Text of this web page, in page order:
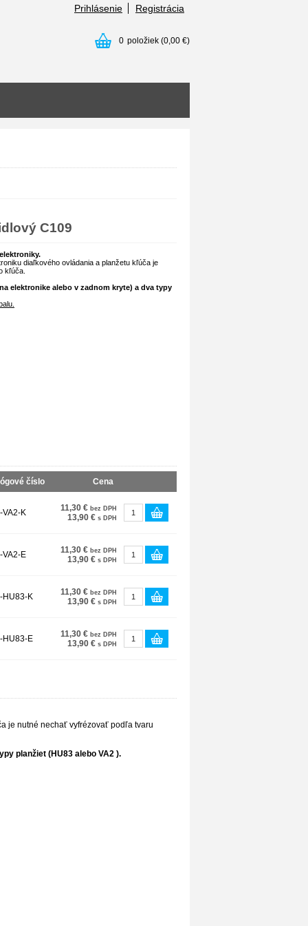
Prihlásenie Registrácia
0 položiek (0,00 €)
C109
diaľkového ovládania a planžetu kľúča je
kľúča.
elektronike alebo v zadnom kryte) a dva typy
číslo Cena
VA2-K 11,30 € bez DPH
13,90 € s DPH
VA2-E 11,30 € bez DPH
13,90 € s DPH
HU83-K 11,30 € bez DPH
13,90 € s DPH
HU83-E 11,30 € bez DPH
13,90 € s DPH
je nutné nechať vyfrézovať podľa tvaru
planžiet (HU83 alebo VA2 ).